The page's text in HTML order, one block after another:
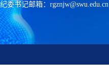
纪委书记邮箱：rgznjw@swu.edu.cn